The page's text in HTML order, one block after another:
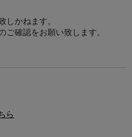
しかねます。
ご確認をお願い致します。
ら